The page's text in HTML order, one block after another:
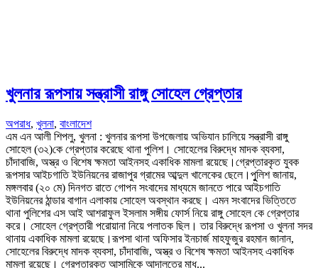
খুলনার রূপসায় সন্ত্রাসী রাঙ্গু সোহেল গ্রেপ্তার
অপরাধ, খুলনা, বাংলাদেশ
এম এন আলী শিপলু, খুলনা : খুলনার রূপসা উপজেলায় অভিযান চালিয়ে সন্ত্রাসী রাঙ্গু
সোহেল (৩২)কে গ্রেপ্তার করেছে থানা পুলিশ। সোহেলের বিরুদ্ধে মাদক ব্যবসা,
চাঁদাবাজি, অস্ত্র ও বিশেষ ক্ষমতা আইনসহ একাধিক মামলা রয়েছে।গ্রেপ্তারকৃত যুবক
রূপসার আইচগাতি ইউনিয়নের রাজাপুর গ্রামের আব্দুল খালেকের ছেলে।পুুলিশ জানায়,
মঙ্গলবার (২০ মে) দিনগত রাতে গোপন সংবাদের মাধ্যমে জানতে পারে আইচগাতি
ইউনিয়নের ঠান্ডার বাগান এলাকায় সোহেল অবস্থান করছে। এমন সংবাদের ভিত্তিতে
থানা পুলিশের এস আই আশরাফুল ইসলাম সঙ্গীয় ফোর্স নিয়ে রাঙ্গু সোহেল কে গ্রেপ্তার
করে। সোহেল গ্রেপ্তারী পরোয়ানা নিয়ে পলাতক ছিল। তার বিরুদ্ধে রূপসা ও খুলনা সদর
থানায় একাধিক মামলা রয়েছে।রূপসা থানা অফিসার ইনচার্জ মাহফুজুর রহমান জানান,
সোহেলের বিরুদ্ধে মাদক ব্যবসা, চাঁদাবাজি, অস্ত্র ও বিশেষ ক্ষমতা আইনসহ একাধিক
মামলা রয়েছে। গ্রেপ্তারকৃত আসামিকে আদালতের মাধ্...